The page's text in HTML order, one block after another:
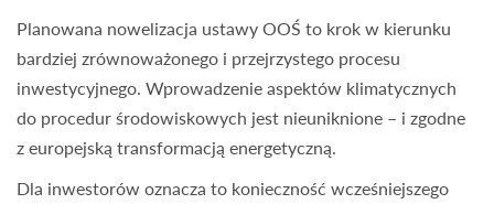
Planowana nowelizacja ustawy OOŚ to krok w kierunku
bardziej zrównoważonego i przejrzystego procesu
inwestycyjnego. Wprowadzenie aspektów klimatycznych
do procedur środowiskowych jest nieuniknione – i zgodne
z europejską transformacją energetyczną.
Dla inwestorów oznacza to konieczność wcześniejszego